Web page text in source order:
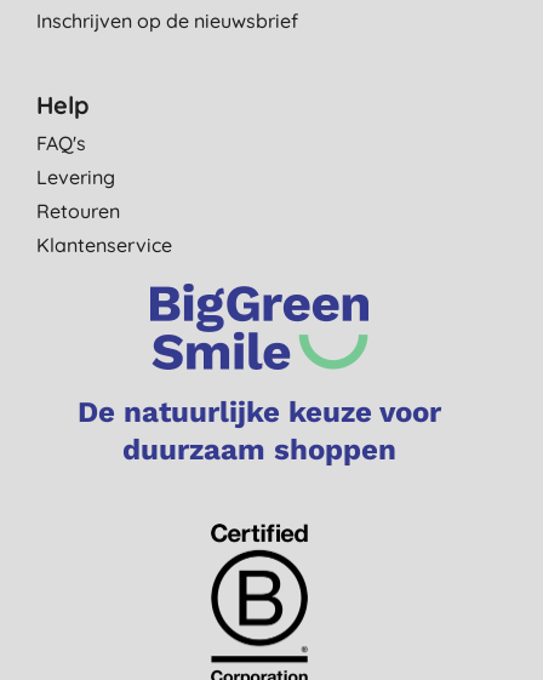
Inschrijven op de nieuwsbrief
Help
FAQ's
Levering
Retouren
Klantenservice
De natuurlijke keuze voor
duurzaam shoppen